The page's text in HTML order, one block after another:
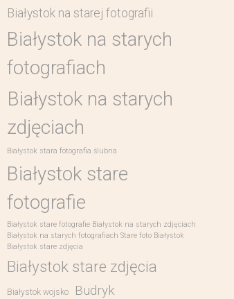
Białystok na starej fotografii
Białystok na starych
fotografiach
Białystok na starych
zdjęciach
Białystok stara fotografia ślubna
Białystok stare
fotografie
Białystok stare fotografie Białystok na starych zdjęciach
Białystok na starych fotografiach Stare foto Białystok
Białystok stare zdjęcia
Białystok stare zdjęcia
Białystok wojsko Budryk